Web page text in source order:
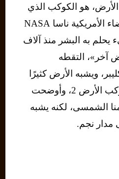
452 شبيه الأرض، هو الكوكب الذي
كشفت عنه وكالة الفضاء الأمريكية ناسا NASA
يحلم به البشر منذ آلاف
آخر»، التقطه
ويشبه الأرض كثيرًا
إذ وصفته الوكالة بـ كوكب الأرض 2، وأوضحت
الشمسى، لكنه يشبه
مدار نجم.